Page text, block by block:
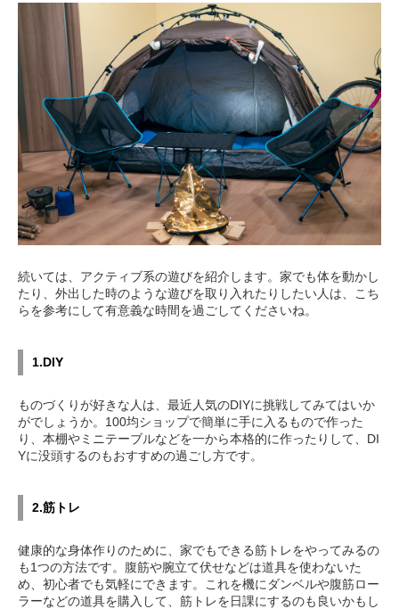
続いては、アクティブ系の遊びを紹介します。家でも体を動かし
たり、外出した時のような遊びを取り入れたりしたい人は、こち
らを参考にして有意義な時間を過ごしてくださいね。
1.DIY
ものづくりが好きな人は、最近人気のDIYに挑戦してみてはいか
がでしょうか。100均ショップで簡単に手に入るもので作った
り、本棚やミニテーブルなどを一から本格的に作ったりして、DI
Yに没頭するのもおすすめの過ごし方です。
2.筋トレ
健康的な身体作りのために、家でもできる筋トレをやってみるの
も1つの方法です。腹筋や腕立て伏せなどは道具を使わないた
め、初心者でも気軽にできます。これを機にダンベルや腹筋ロー
ラーなどの道具を購入して、筋トレを日課にするのも良いかもし